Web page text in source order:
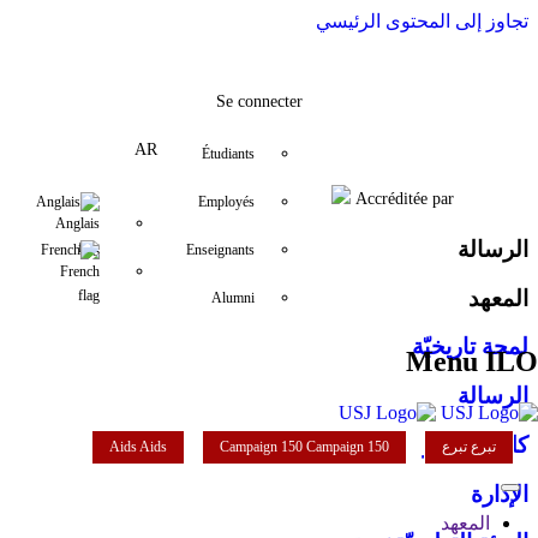
تجاوز إلى المحتوى الرئيسي
Facebook
Twitter
Accréditée par
Se connecter
Étudiants
Employés
Enseignants
Alumni
AR
Anglais
French
Menu ILO
تبرع تبرع Campaign 150 Campaign 150
AidsAids
المعهد
الرسالة
المعهد
لمحة تاريخيّة
الرسالة
كلمة المدير
الإدارة